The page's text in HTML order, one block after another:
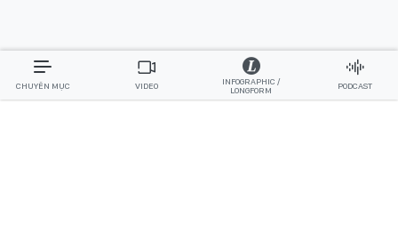
CHUYÊN MỤC VIDEO
INFOGRAPHIC /
LONGFORM
PODCAST